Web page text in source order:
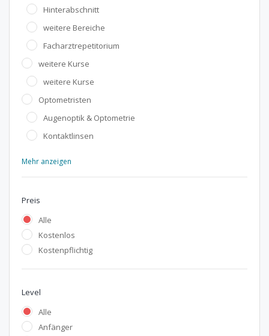
Hinterabschnitt
weitere Bereiche
Facharztrepetitorium
weitere Kurse
weitere Kurse
Optometristen
Augenoptik & Optometrie
Kontaktlinsen
Mehr anzeigen
Preis
Alle
Kostenlos
Kostenpflichtig
Level
Alle
Anfänger